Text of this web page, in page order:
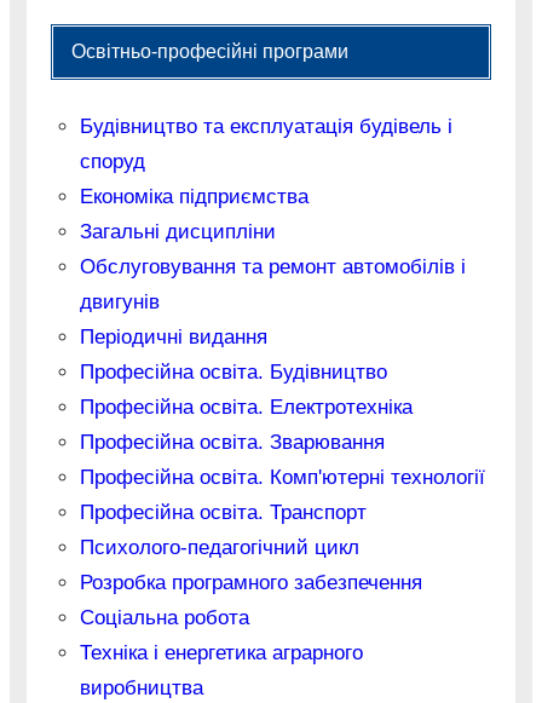
Освітньо-професійні програми
Будівництво та експлуатація будівель і
споруд
Економіка підприємства
Загальні дисципліни
Обслуговування та ремонт автомобілів і
двигунів
Періодичні видання
Професійна освіта. Будівництво
Професійна освіта. Електротехніка
Професійна освіта. Зварювання
Професійна освіта. Комп'ютерні технології
Професійна освіта. Транспорт
Психолого-педагогічний цикл
Розробка програмного забезпечення
Соціальна робота
Техніка і енергетика аграрного
виробництва